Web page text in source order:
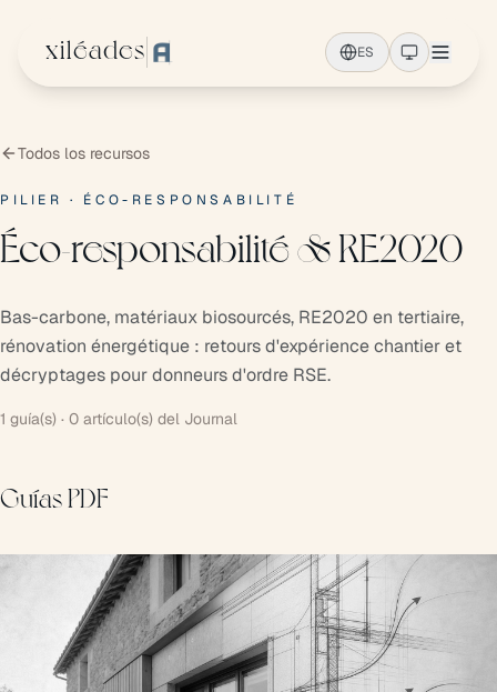
xiléades
ES
Todos los recursos
PILIER · ÉCO-RESPONSABILITÉ
Éco-responsabilité & RE2020
Bas-carbone, matériaux biosourcés, RE2020 en tertiaire,
rénovation énergétique : retours d'expérience chantier et
décryptages pour donneurs d'ordre RSE.
1 guía(s) · 0 artículo(s) del Journal
Guías PDF